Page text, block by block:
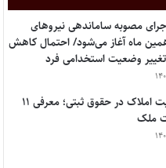
مصوبه ساماندهی نیروهای
ماه آغاز می‌شود/ احتمال کاهش
تغییر وضعیت استخدامی فرد
انواع مالکیت املاک در حقوق ثبتی؛ معرفی ۱۱
ملک